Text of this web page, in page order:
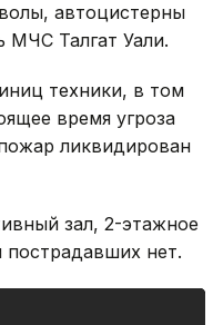
автоцистерны
МЧС Талгат Уали.
техники, в том
время угроза
ликвидирован
зал, 2-этажное
нет.